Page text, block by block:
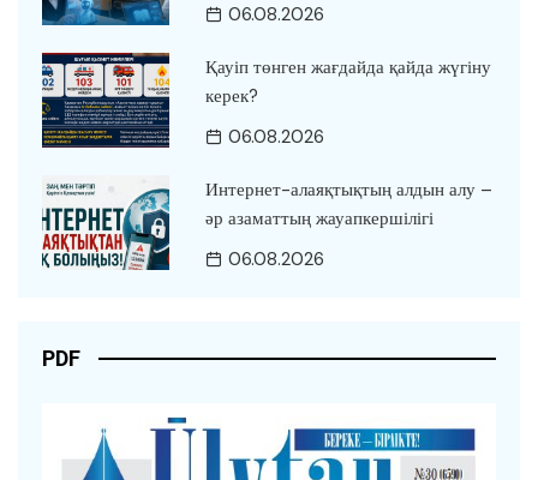
06.08.2026
Қауіп төнген жағдайда қайда жүгіну
керек?
06.08.2026
Интернет-алаяқтықтың алдын алу –
әр азаматтың жауапкершілігі
06.08.2026
PDF